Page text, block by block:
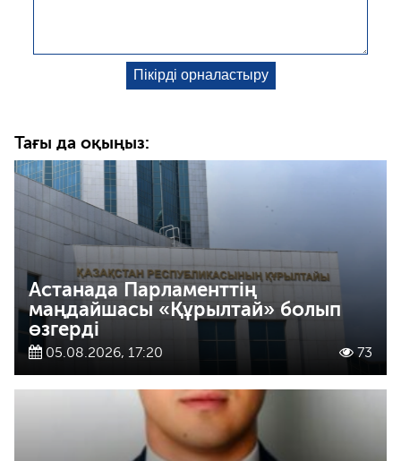
Тағы да оқыңыз:
Астанада Парламенттің
маңдайшасы «Құрылтай» болып
өзгерді
05.08.2026, 17:20 73